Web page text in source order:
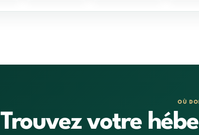
OÙ
Trouvez votre